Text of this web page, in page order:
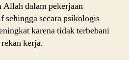
Allah dalam pekerjaan
sehingga secara psikologis
karena tidak terbebani
kerja.